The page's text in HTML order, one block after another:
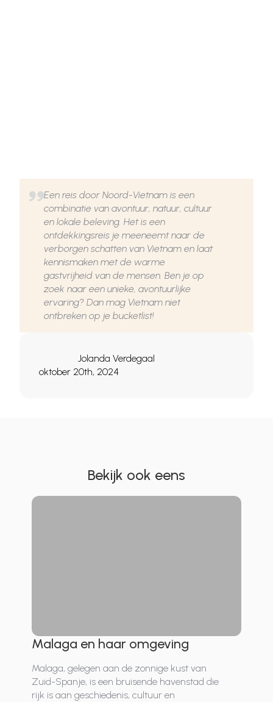
Een reis door Noord-Vietnam is een
combinatie van avontuur, natuur, cultuur
en lokale beleving. Het is een
ontdekkingsreis je meeneemt naar de
verborgen schatten van Vietnam en laat
kennismaken met de warme
gastvrijheid van de mensen. Ben je op
zoek naar een unieke, avontuurlijke
ervaring? Dan mag Vietnam niet
ontbreken op je bucketlist!
Jolanda Verdegaal
oktober 20th, 2024
Bekijk ook eens
Malaga en haar omgeving
Malaga, gelegen aan de zonnige kust van
Zuid-Spanje, is een bruisende havenstad die
rijk is aan geschiedenis, cultuur en